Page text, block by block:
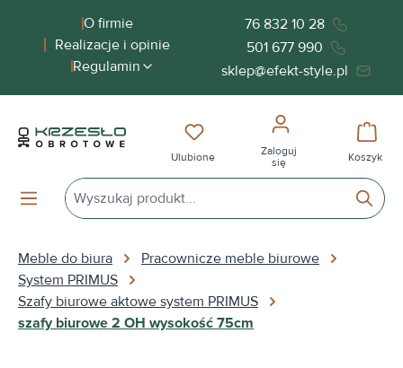
zawartościO firmie
Realizacje i opinie
Regulamin
76 832 10 28
501 677 990
sklep@efekt-style.pl
Masz 0 przedmioty na liście
Ulubione
Zaloguj
się
Koszyk
Meble do biura
Pracownicze meble biurowe
System PRIMUS
Szafy biurowe aktowe system PRIMUS
szafy biurowe 2 OH wysokość 75cm